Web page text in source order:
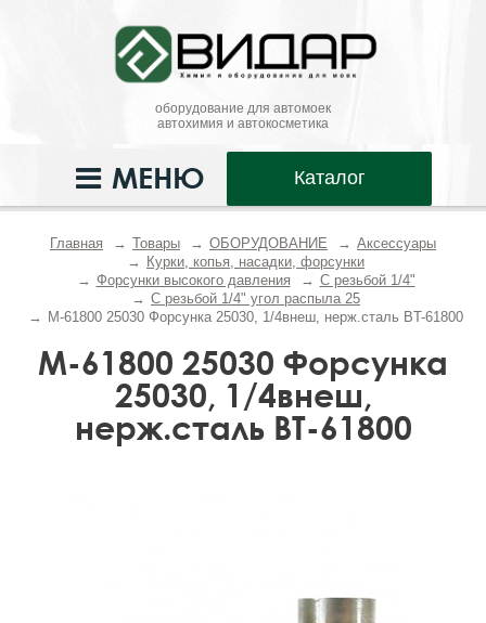
оборудование для автомоек
автохимия и автокосметика
Каталог
МЕНЮ
Главная Товары ОБОРУДОВАНИЕ
Аксессуары
Курки, копья, насадки, форсунки
Форсунки высокого давления
С резьбой 1/4"
С резьбой 1/4" угол распыла 25
M-61800 25030 Форсунка 25030, 1/4внеш, нерж.сталь BT-61800
M-61800 25030 Форсунка
25030, 1/4внеш,
нерж.сталь BT-61800